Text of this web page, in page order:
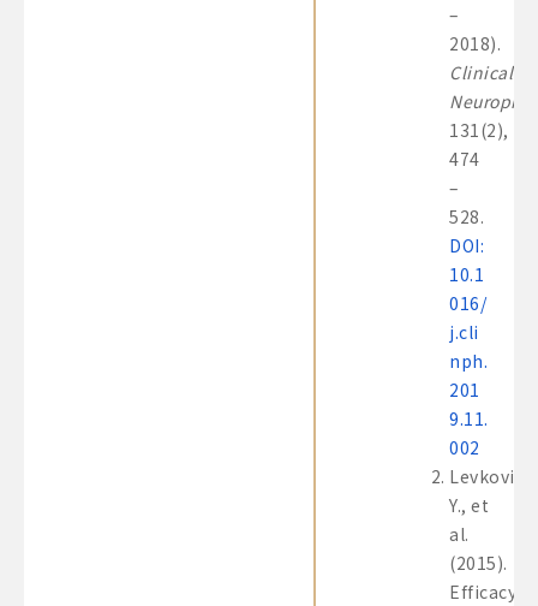
–
2018).
Clinical
131(2),
474
–
528.
DOI:
10.1
016/
j.cli
nph.
201
9.11.
002
Levkovitz,
Y., et
al.
(2015).
Efficacy